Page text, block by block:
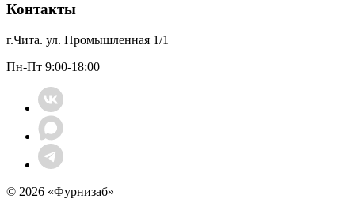
Контакты
г.Чита. ул. Промышленная 1/1
Пн-Пт 9:00-18:00
© 2026 «Фурнизаб»